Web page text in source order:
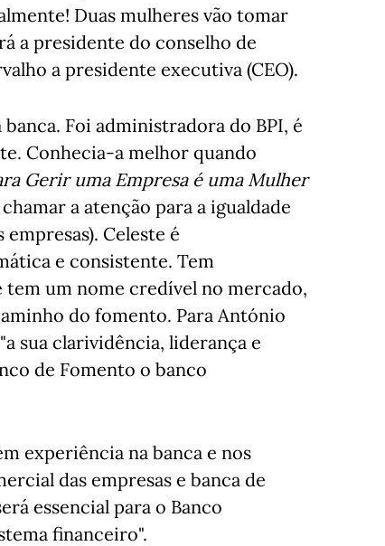
Duas mulheres vão tomar
a presidente do conselho de
a presidente executiva (CEO).
Foi administradora do BPI, é
Conhecia-a melhor quando
Gerir uma Empresa é uma Mulher
a atenção para a igualdade
Celeste é
e consistente. Tem
um nome credível no mercado,
do fomento. Para António
sua clarividência, liderança e
de Fomento o banco
experiência na banca e nos
das empresas e banca de
essencial para o Banco
financeiro".